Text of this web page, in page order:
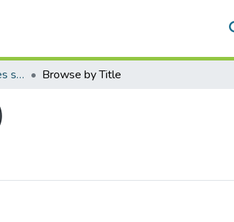
Inženierzinātņu fakultātes sērija (1929-1940) Browse by Title